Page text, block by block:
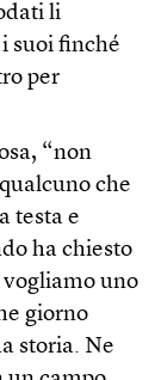
li
suoi finché
per
“non
che
testa e
ha chiesto
vogliamo uno
giorno
storia. Ne